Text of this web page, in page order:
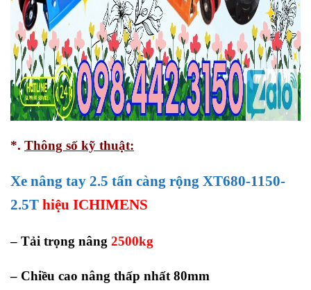
*. Thông số kỹ thuật:
Xe nâng tay 2.5 tấn càng rộng XT680-1150-
2.5T hiệu ICHIMENS
– Tải trọng nâng 2500kg
– Chiều cao nâng thấp nhất 80mm